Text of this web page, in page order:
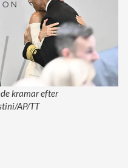
kramar efter
AP/TT